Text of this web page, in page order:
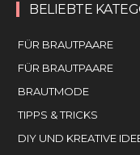
BELIEBTE
FÜR BRAUTPAARE
FÜR BRAUTPAARE
BRAUTMODE
TIPPS & TRICKS
DIY UND KREATIVE